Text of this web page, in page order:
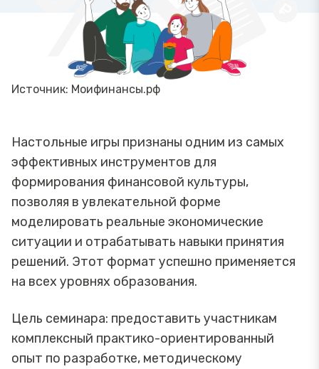
Источник: Моифинансы.рф
Настольные игры признаны одним из самых
эффективных инструментов для
формирования финансовой культуры,
позволяя в увлекательной форме
моделировать реальные экономические
ситуации и отрабатывать навыки принятия
решений. Этот формат успешно применяется
на всех уровнях образования.
Цель семинара: предоставить участникам
комплексный практико-ориентированный
опыт по разработке, методическому